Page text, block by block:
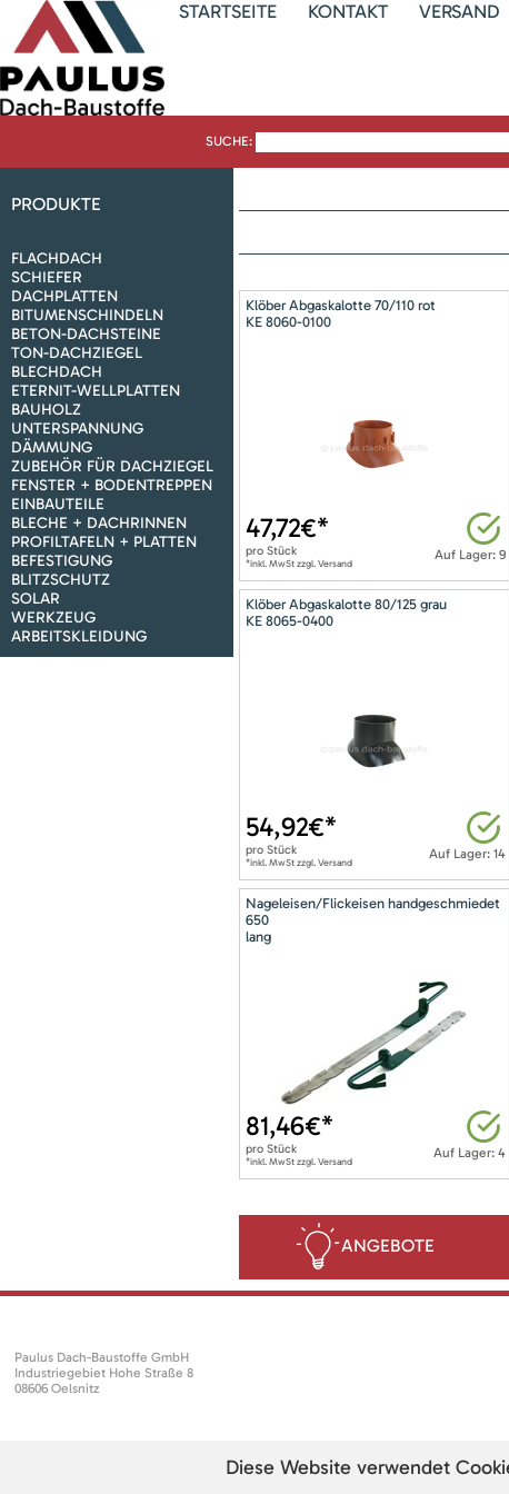
STARTSEITE KONTAKT VERSAND
SUCHE:
PRODUKTE
FLACHDACH
SCHIEFER
DACHPLATTEN
BITUMENSCHINDELN
BETON-DACHSTEINE
TON-DACHZIEGEL
BLECHDACH
ETERNIT-WELLPLATTEN
BAUHOLZ
UNTERSPANNUNG
DÄMMUNG
ZUBEHÖR FÜR DACHZIEGEL
FENSTER + BODENTREPPEN
EINBAUTEILE
BLECHE + DACHRINNEN
PROFILTAFELN + PLATTEN
BEFESTIGUNG
BLITZSCHUTZ
SOLAR
WERKZEUG
ARBEITSKLEIDUNG
Klöber Abgaskalotte 70/110 rot
KE 8060-0100
Auf Lager: 9
47,72€*
pro Stück
*inkl. MwSt zzgl. Versand
Klöber Abgaskalotte 80/125 grau
KE 8065-0400
Auf Lager: 14
54,92€*
pro Stück
*inkl. MwSt zzgl. Versand
Nageleisen/Flickeisen handgeschmiedet
650
lang
Auf Lager: 4
81,46€*
pro Stück
*inkl. MwSt zzgl. Versand
ANGEBOTE
Paulus Dach-Baustoffe GmbH
Industriegebiet Hohe Straße 8
08606 Oelsnitz
Diese Website verwendet